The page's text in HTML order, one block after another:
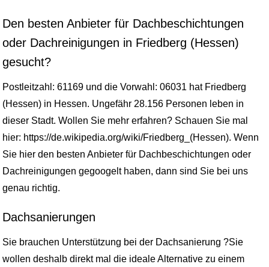
Den besten Anbieter für Dachbeschichtungen
oder Dachreinigungen in Friedberg (Hessen)
gesucht?
Postleitzahl: 61169 und die Vorwahl: 06031 hat Friedberg
(Hessen) in Hessen. Ungefähr 28.156 Personen leben in
dieser Stadt. Wollen Sie mehr erfahren? Schauen Sie mal
hier: https://de.wikipedia.org/wiki/Friedberg_(Hessen). Wenn
Sie hier den besten Anbieter für Dachbeschichtungen oder
Dachreinigungen gegoogelt haben, dann sind Sie bei uns
genau richtig.
Dachsanierungen
Sie brauchen Unterstützung bei der Dachsanierung ?Sie
wollen deshalb direkt mal die ideale Alternative zu einem